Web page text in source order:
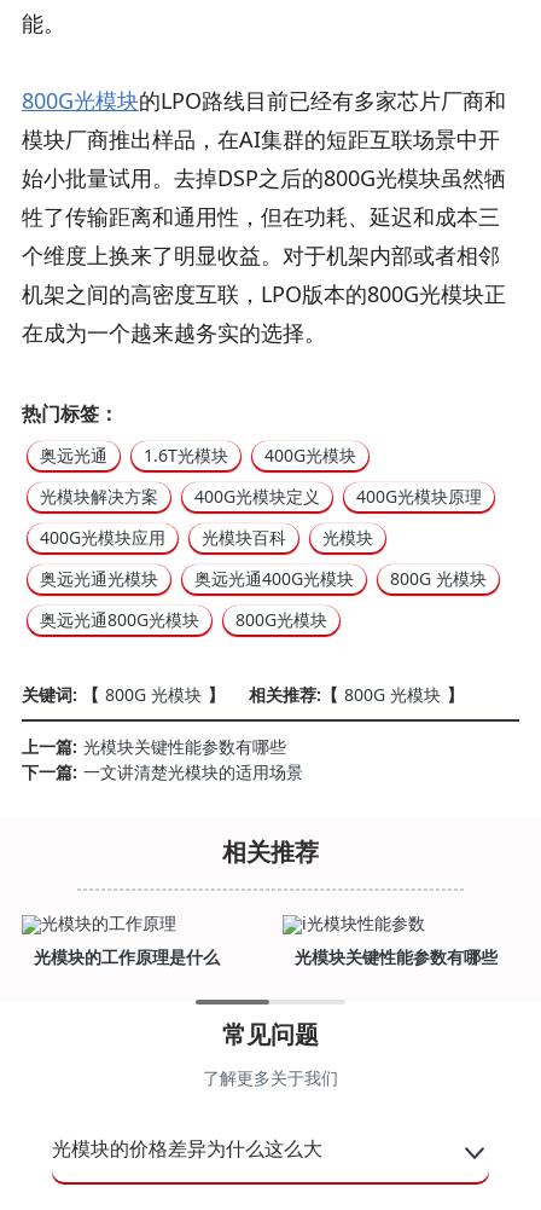
热门标签：
奥远光通 1.6T光模块
400G光模块
光模块解决方案
400G光模块定义
400G光模块原理
400G光模块应用
光模块百科
光模块
奥远光通光模块
奥远光通400G光模块
800G 光模块
奥远光通800G光模块
800G光模块
能。
800G光模块的LPO路线目前已经有多家芯片厂商和
模块厂商推出样品，在AI集群的短距互联场景中开
始小批量试用。去掉DSP之后的800G光模块虽然牺
牲了传输距离和通用性，但在功耗、延迟和成本三
个维度上换来了明显收益。对于机架内部或者相邻
机架之间的高密度互联，LPO版本的800G光模块正
在成为一个越来越务实的选择。
关键词: 【 800G 光模块 】 相关推荐:【 800G 光模块 】
上一篇: 光模块关键性能参数有哪些
下一篇: 一文讲清楚光模块的适用场景
相关推荐
光模块的工作原理是什么 光模块关键性能参数有哪些
常见问题
了解更多关于我们
光模块的价格差异为什么这么大